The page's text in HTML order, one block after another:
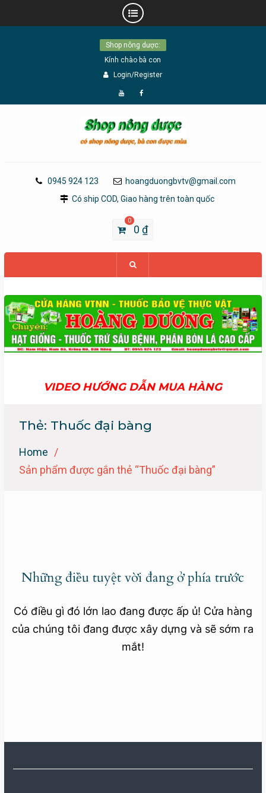
Shop nông dược:
Kính chào bà con
Login/Register
Đăng
YouTube
Page
0945 924 123
hoangduongbvtv@gmail.com
Có ship COD, Giao hàng trên toàn quốc
0
0₫
VIDEO HƯỚNG DẪN MUA HÀNG
Thẻ: Thuốc đại bàng
Home
Sản phẩm được gắn thẻ “Thuốc đại bàng”
Những điều tuyệt vời đang ở phía trước
Có điều gì đó lớn lao đang được ấp ủ! Cửa hàng
của chúng tôi đang được xây dựng và sẽ sớm ra
mắt!